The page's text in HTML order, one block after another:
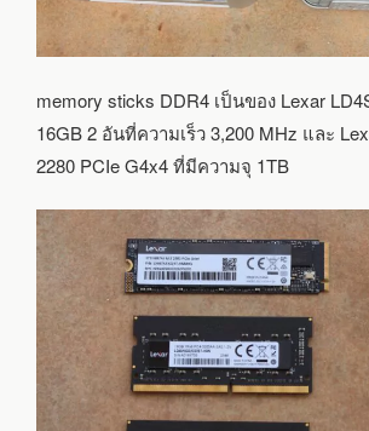
memory sticks DDR4 เป็นของ Lexar
16GB 2 อันที่ความเร็ว 3,200 MHz และ
2280 PCIe G4x4 ที่มีความจุ 1TB